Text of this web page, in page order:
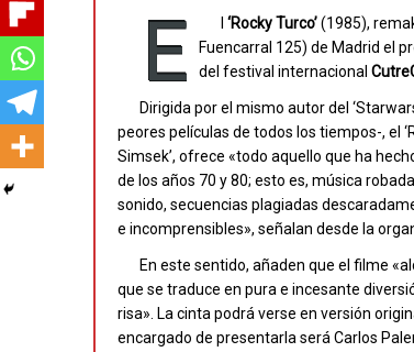
E ‘Rocky Turco’(1985),
Fuencarral 125) de Madrid el
del festival internacional
Dirigida por el mismo autor del
peores películas de todos los tiempos-, el
Simsek’, ofrece «todo aquello que ha
de los años 70 y 80; esto es, música
sonido, secuencias plagiadas
e incomprensibles», señalan desde la
En este sentido, añaden que el filme
que se traduce en pura e incesante
risa». La cinta podrá verse en versión
encargado de presentarla será Carlos